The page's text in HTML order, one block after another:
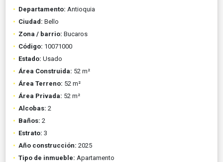
Departamento: Antioquia
Ciudad: Bello
Zona / barrio: Bucaros
Código: 10071000
Estado: Usado
Área Construida: 52 m²
Área Terreno: 52 m²
Área Privada: 52 m²
Alcobas: 2
Baños: 2
Estrato: 3
Año construcción: 2025
Tipo de inmueble: Apartamento